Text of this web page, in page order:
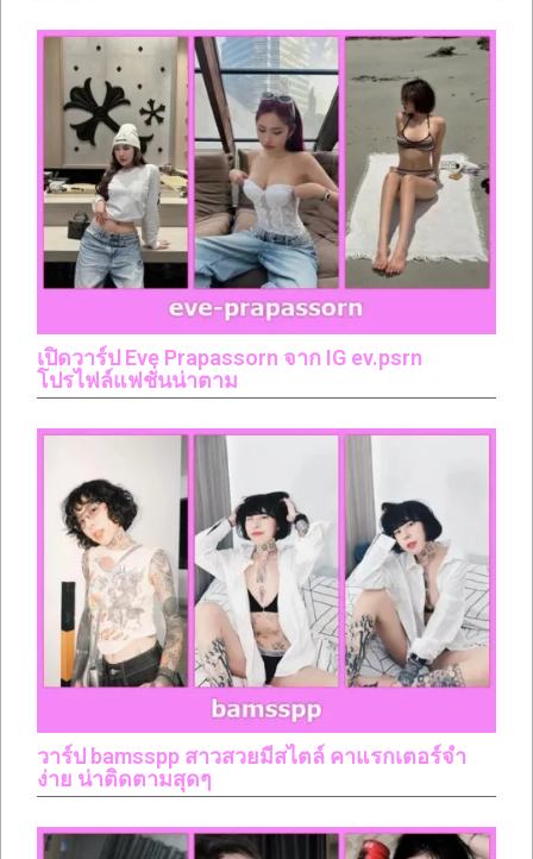
เปิดวาร์ป Eve Prapassorn จาก IG ev.psrn
โปรไฟล์แฟชั่นน่าตาม
วาร์ป bamsspp สาวสวยมีสไตล์ คาแรกเตอร์จำ
ง่าย น่าติดตามสุดๆ